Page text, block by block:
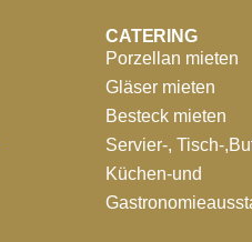
CATERING
Porzellan mieten
Gläser mieten
Besteck mieten
Servier-, Tisch-
Küchen-und